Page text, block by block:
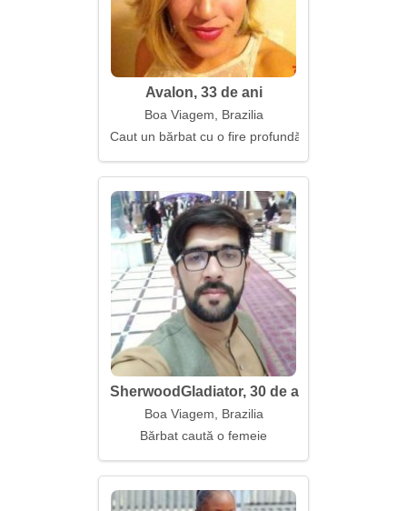
Avalon, 33 de ani
Boa Viagem, Brazilia
Caut un bărbat cu o fire profundă
SherwoodGladiator, 30 de ani
Boa Viagem, Brazilia
Bărbat caută o femeie